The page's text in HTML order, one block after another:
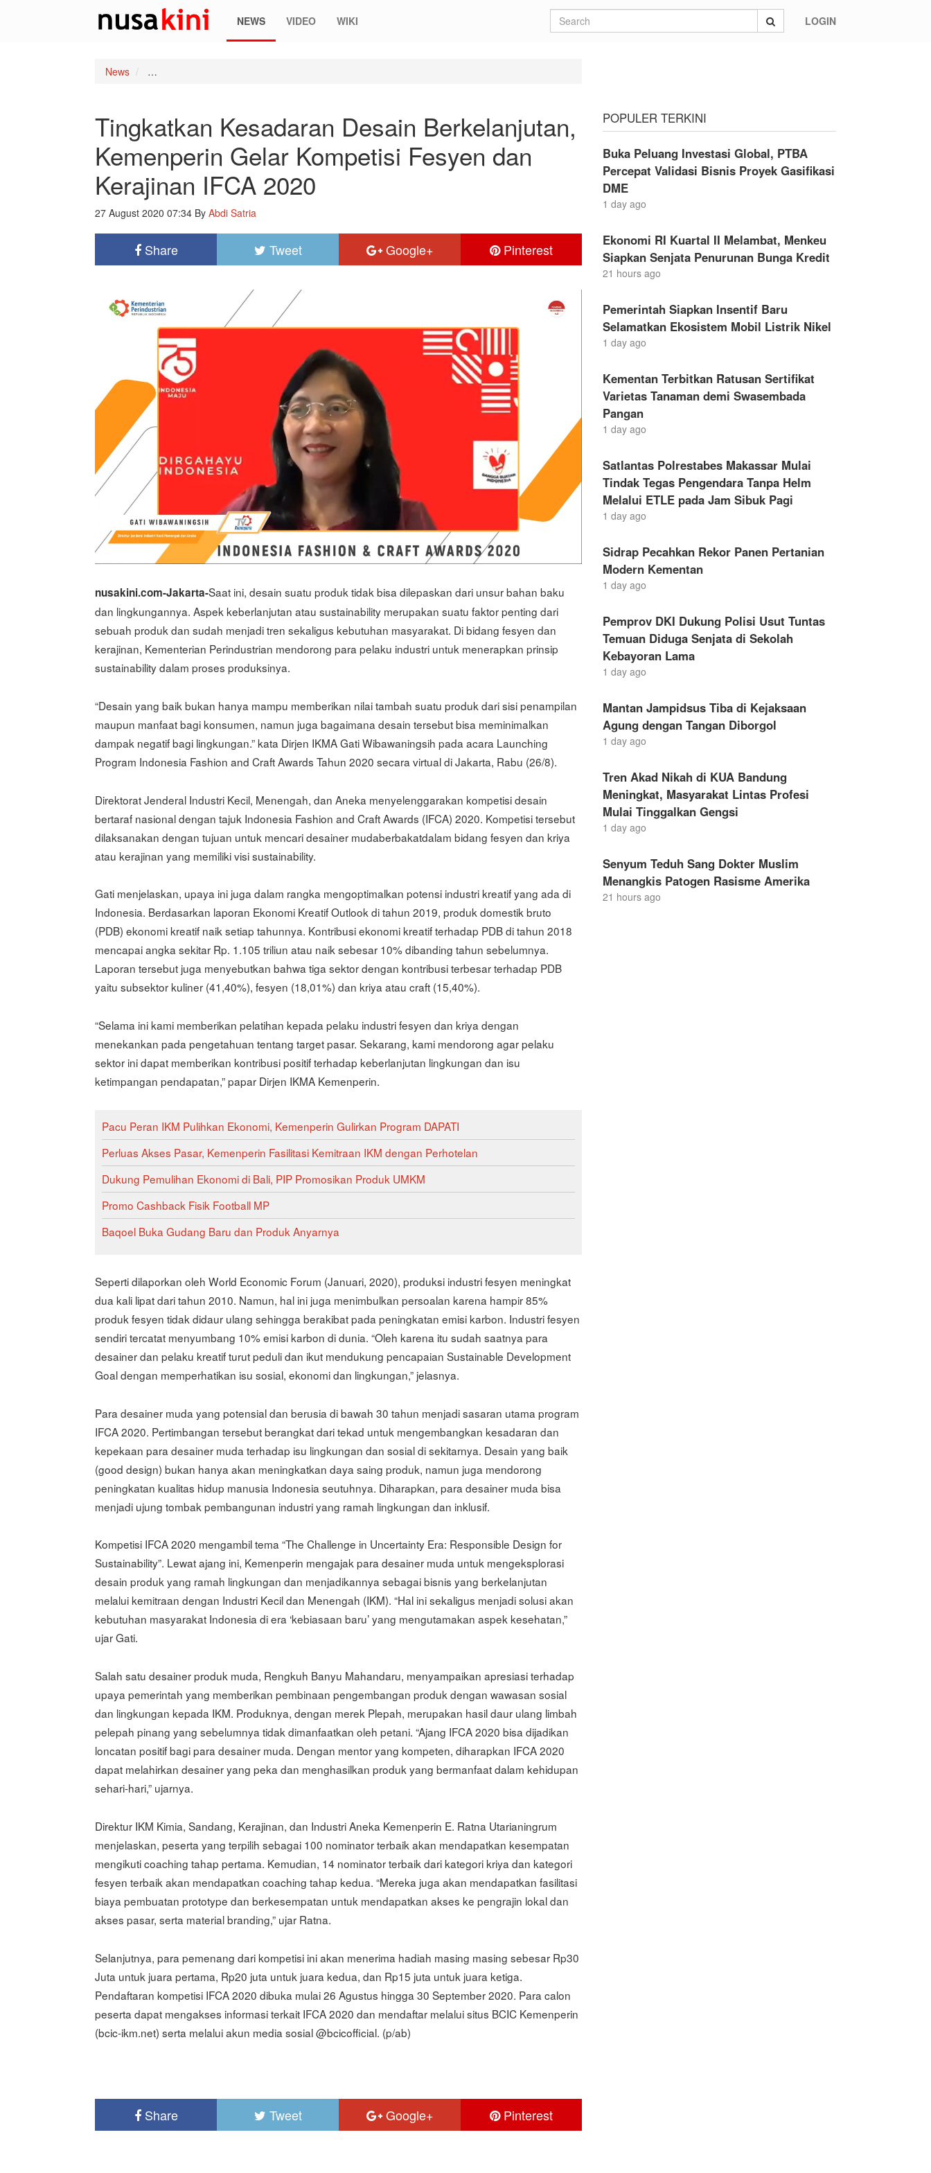
NEWS VIDEO WIKI LOGIN
News
Tingkatkan Kesadaran Desain Berkelanjutan,
Kemenperin Gelar Kompetisi Fesyen dan
Kerajinan IFCA 2020
27 August 2020 07:34 By Abdi Satria
Share Tweet Google+ Pinterest
nusakini.com-Jakarta-Saat ini, desain suatu produk tidak bisa dilepaskan dari unsur bahan baku
dan lingkungannya. Aspek keberlanjutan atau sustainability merupakan suatu faktor penting dari
sebuah produk dan sudah menjadi tren sekaligus kebutuhan masyarakat. Di bidang fesyen dan
kerajinan, Kementerian Perindustrian mendorong para pelaku industri untuk menerapkan prinsip
sustainability dalam proses produksinya.
“Desain yang baik bukan hanya mampu memberikan nilai tambah suatu produk dari sisi penampilan
maupun manfaat bagi konsumen, namun juga bagaimana desain tersebut bisa meminimalkan
dampak negatif bagi lingkungan.” kata Dirjen IKMA Gati Wibawaningsih pada acara Launching
Program Indonesia Fashion and Craft Awards Tahun 2020 secara virtual di Jakarta, Rabu (26/8).
Direktorat Jenderal Industri Kecil, Menengah, dan Aneka menyelenggarakan kompetisi desain
bertaraf nasional dengan tajuk Indonesia Fashion and Craft Awards (IFCA) 2020. Kompetisi tersebut
dilaksanakan dengan tujuan untuk mencari desainer mudaberbakatdalam bidang fesyen dan kriya
atau kerajinan yang memiliki visi sustainability.
Gati menjelaskan, upaya ini juga dalam rangka mengoptimalkan potensi industri kreatif yang ada di
Indonesia. Berdasarkan laporan Ekonomi Kreatif Outlook di tahun 2019, produk domestik bruto
(PDB) ekonomi kreatif naik setiap tahunnya. Kontribusi ekonomi kreatif terhadap PDB di tahun 2018
mencapai angka sekitar Rp. 1.105 triliun atau naik sebesar 10% dibanding tahun sebelumnya.
Laporan tersebut juga menyebutkan bahwa tiga sektor dengan kontribusi terbesar terhadap PDB
yaitu subsektor kuliner (41,40%), fesyen (18,01%) dan kriya atau craft (15,40%).
“Selama ini kami memberikan pelatihan kepada pelaku industri fesyen dan kriya dengan
menekankan pada pengetahuan tentang target pasar. Sekarang, kami mendorong agar pelaku
sektor ini dapat memberikan kontribusi positif terhadap keberlanjutan lingkungan dan isu
ketimpangan pendapatan,” papar Dirjen IKMA Kemenperin.
Pacu Peran IKM Pulihkan Ekonomi, Kemenperin Gulirkan Program DAPATI
Perluas Akses Pasar, Kemenperin Fasilitasi Kemitraan IKM dengan Perhotelan
Dukung Pemulihan Ekonomi di Bali, PIP Promosikan Produk UMKM
Promo Cashback Fisik Football MP
Baqoel Buka Gudang Baru dan Produk Anyarnya
Seperti dilaporkan oleh World Economic Forum (Januari, 2020), produksi industri fesyen meningkat
dua kali lipat dari tahun 2010. Namun, hal ini juga menimbulkan persoalan karena hampir 85%
produk fesyen tidak didaur ulang sehingga berakibat pada peningkatan emisi karbon. Industri fesyen
sendiri tercatat menyumbang 10% emisi karbon di dunia. “Oleh karena itu sudah saatnya para
desainer dan pelaku kreatif turut peduli dan ikut mendukung pencapaian Sustainable Development
Goal dengan memperhatikan isu sosial, ekonomi dan lingkungan,” jelasnya.
Para desainer muda yang potensial dan berusia di bawah 30 tahun menjadi sasaran utama program
IFCA 2020. Pertimbangan tersebut berangkat dari tekad untuk mengembangkan kesadaran dan
kepekaan para desainer muda terhadap isu lingkungan dan sosial di sekitarnya. Desain yang baik
(good design) bukan hanya akan meningkatkan daya saing produk, namun juga mendorong
peningkatan kualitas hidup manusia Indonesia seutuhnya. Diharapkan, para desainer muda bisa
menjadi ujung tombak pembangunan industri yang ramah lingkungan dan inklusif.
Kompetisi IFCA 2020 mengambil tema “The Challenge in Uncertainty Era: Responsible Design for
Sustainability”. Lewat ajang ini, Kemenperin mengajak para desainer muda untuk mengeksplorasi
desain produk yang ramah lingkungan dan menjadikannya sebagai bisnis yang berkelanjutan
melalui kemitraan dengan Industri Kecil dan Menengah (IKM). “Hal ini sekaligus menjadi solusi akan
kebutuhan masyarakat Indonesia di era ‘kebiasaan baru’ yang mengutamakan aspek kesehatan,”
ujar Gati.
Salah satu desainer produk muda, Rengkuh Banyu Mahandaru, menyampaikan apresiasi terhadap
upaya pemerintah yang memberikan pembinaan pengembangan produk dengan wawasan sosial
dan lingkungan kepada IKM. Produknya, dengan merek Plepah, merupakan hasil daur ulang limbah
pelepah pinang yang sebelumnya tidak dimanfaatkan oleh petani. “Ajang IFCA 2020 bisa dijadikan
loncatan positif bagi para desainer muda. Dengan mentor yang kompeten, diharapkan IFCA 2020
dapat melahirkan desainer yang peka dan menghasilkan produk yang bermanfaat dalam kehidupan
sehari-hari,” ujarnya.
Direktur IKM Kimia, Sandang, Kerajinan, dan Industri Aneka Kemenperin E. Ratna Utarianingrum
menjelaskan, peserta yang terpilih sebagai 100 nominator terbaik akan mendapatkan kesempatan
mengikuti coaching tahap pertama. Kemudian, 14 nominator terbaik dari kategori kriya dan kategori
fesyen terbaik akan mendapatkan coaching tahap kedua. “Mereka juga akan mendapatkan fasilitasi
biaya pembuatan prototype dan berkesempatan untuk mendapatkan akses ke pengrajin lokal dan
akses pasar, serta material branding,” ujar Ratna.
Selanjutnya, para pemenang dari kompetisi ini akan menerima hadiah masing masing sebesar Rp30
Juta untuk juara pertama, Rp20 juta untuk juara kedua, dan Rp15 juta untuk juara ketiga.
Pendaftaran kompetisi IFCA 2020 dibuka mulai 26 Agustus hingga 30 September 2020. Para calon
peserta dapat mengakses informasi terkait IFCA 2020 dan mendaftar melalui situs BCIC Kemenperin
(bcic-ikm.net) serta melalui akun media sosial @bcicofficial. (p/ab)
Share Tweet Google+ Pinterest
POPULER TERKINI
Buka Peluang Investasi Global, PTBA
Percepat Validasi Bisnis Proyek Gasifikasi
DME
1 day ago
Ekonomi RI Kuartal II Melambat, Menkeu
Siapkan Senjata Penurunan Bunga Kredit
21 hours ago
Pemerintah Siapkan Insentif Baru
Selamatkan Ekosistem Mobil Listrik Nikel
1 day ago
Kementan Terbitkan Ratusan Sertifikat
Varietas Tanaman demi Swasembada
Pangan
1 day ago
Satlantas Polrestabes Makassar Mulai
Tindak Tegas Pengendara Tanpa Helm
Melalui ETLE pada Jam Sibuk Pagi
1 day ago
Sidrap Pecahkan Rekor Panen Pertanian
Modern Kementan
1 day ago
Pemprov DKI Dukung Polisi Usut Tuntas
Temuan Diduga Senjata di Sekolah
Kebayoran Lama
1 day ago
Mantan Jampidsus Tiba di Kejaksaan
Agung dengan Tangan Diborgol
1 day ago
Tren Akad Nikah di KUA Bandung
Meningkat, Masyarakat Lintas Profesi
Mulai Tinggalkan Gengsi
1 day ago
Senyum Teduh Sang Dokter Muslim
Menangkis Patogen Rasisme Amerika
21 hours ago